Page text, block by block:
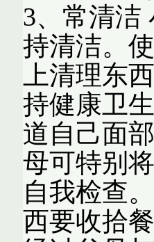
3、常清洁
持清洁。
上清理东
持健康卫
道自己面
母可特别
自我检查
西要收拾